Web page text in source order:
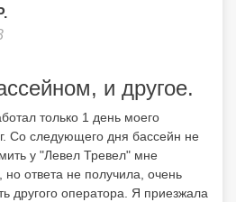
и другое.
только 1 день моего
Со следующего дня бассейн не
у "Левел Тревел" мне
но ответа не получила, очень
другого оператора. Я приезжала